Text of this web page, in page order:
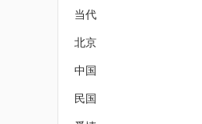
当代
北京
中国
民国